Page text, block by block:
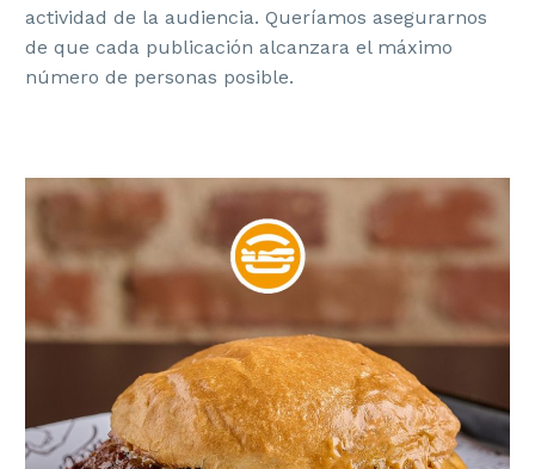
actividad de la audiencia. Queríamos asegurarnos
de que cada publicación alcanzara el máximo
número de personas posible.